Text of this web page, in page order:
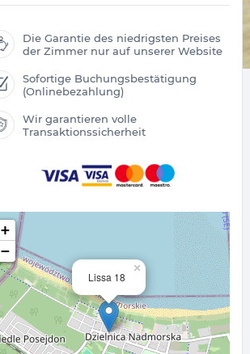
Die Garantie des niedrigsten Preises
der Zimmer nur auf unserer Website
Sofortige Buchungsbestätigung
(Onlinebezahlung)
Wir garantieren volle
Transaktionssicherheit
Lissa 18
×
+
−